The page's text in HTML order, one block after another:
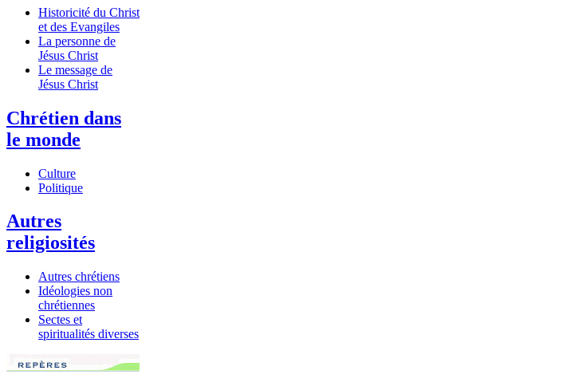
Historicité du Christ
et des Evangiles
La personne de
Jésus Christ
Le message de
Jésus Christ
Chrétien dans
le monde
Culture
Politique
Autres
religiosités
Autres chrétiens
Idéologies non
chrétiennes
Sectes et
spiritualités diverses